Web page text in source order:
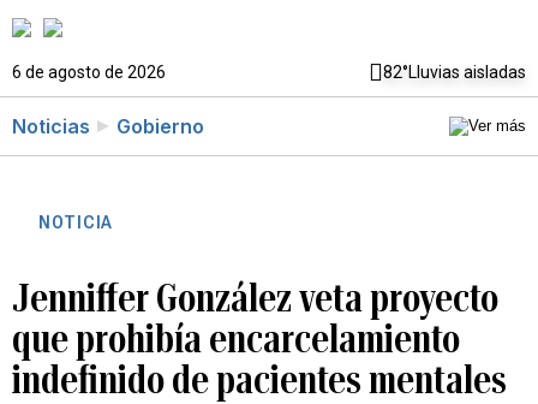
6 de agosto de 2026 82°Lluvias aisladas
Noticias Gobierno
NOTICIA
Jenniffer González veta proyecto
que prohibía encarcelamiento
indefinido de pacientes mentales